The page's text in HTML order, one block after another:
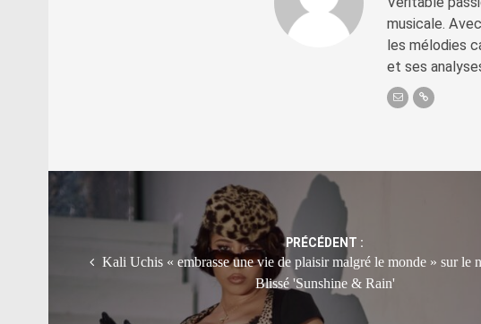
musicale.
les mélodies
et ses
Post
navigation
PRÉCÉDENT :
Kali Uchis « embrasse une vie de plaisir malgré le monde » sur le
Blissé 'Sunshine & Rain'